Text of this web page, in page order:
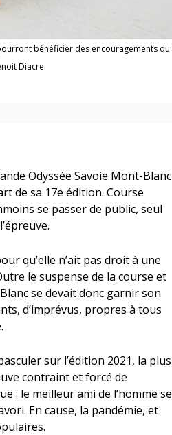
bénéficier des encouragements du
Diacre
Odyssée Savoie Mont-Blanc
de sa 17e édition. Course
se passer de public, seul
qu’elle n’ait pas droit à une
le suspense de la course et
se devait donc garnir son
d’imprévus, propres à tous
sur l’édition 2021, la plus
contraint et forcé de
: le meilleur ami de l’homme se
En cause, la pandémie, et